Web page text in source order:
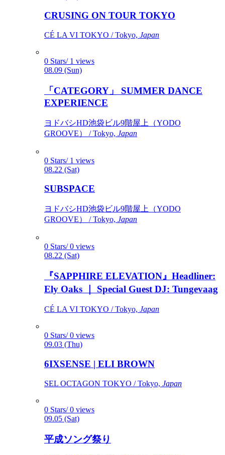
CRUSING ON TOUR TOKYO
CÉ LA VI TOKYO / Tokyo, Japan
0 Stars/ 1 views
08.09 (Sun)
「CATEGORY」 SUMMER DANCE
EXPERIENCE
ヨドバシHD池袋ビル9階屋上（YODO
GROOVE） / Tokyo, Japan
0 Stars/ 1 views
08.22 (Sat)
SUBSPACE
ヨドバシHD池袋ビル9階屋上（YODO
GROOVE） / Tokyo, Japan
0 Stars/ 0 views
08.22 (Sat)
『SAPPHIRE ELEVATION』Headliner:
Ely Oaks ｜ Special Guest DJ: Tungevaag
CÉ LA VI TOKYO / Tokyo, Japan
0 Stars/ 0 views
09.03 (Thu)
6IXSENSE | ELI BROWN
SEL OCTAGON TOKYO / Tokyo, Japan
0 Stars/ 0 views
09.05 (Sat)
平成ソング祭り